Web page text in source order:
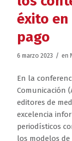
éxito
pago
6 marzo 2023 / en
En la
Comunicación
editores de
excelencia
periodísticos
los modelos de